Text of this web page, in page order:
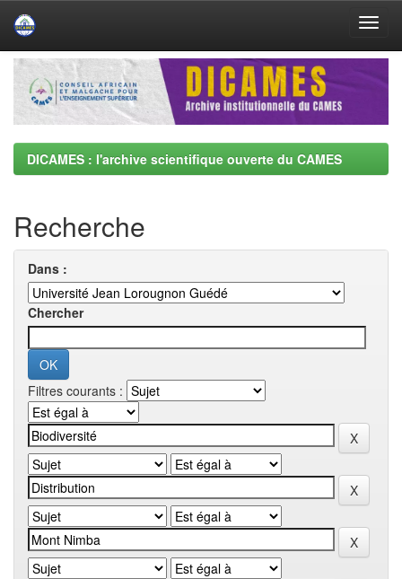
Skip
navigation
DICAMES : l'archive scientifique ouverte du CAMES
Recherche
Dans :
Chercher
Filtres courants :